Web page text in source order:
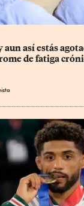
así estás
de fatiga